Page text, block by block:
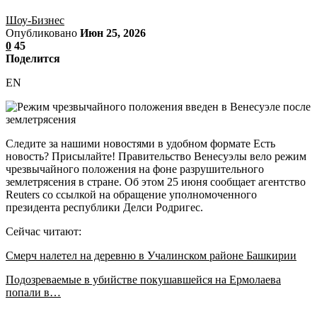
Шоу-Бизнес
Опубликовано Июн 25, 2026
0 45
Поделится
EN
Следите за нашими новостями в удобном формате Есть
новость? Присылайте! Правительство Венесуэлы вело режим
чрезвычайного положения на фоне разрушительного
землетрясения в стране. Об этом 25 июня сообщает агентство
Reuters со ссылкой на обращение уполномоченного
президента республики Делси Родригес.
Сейчас читают:
Смерч налетел на деревню в Учалинском районе Башкирии
Подозреваемые в убийстве покушавшейся на Ермолаева
попали в…